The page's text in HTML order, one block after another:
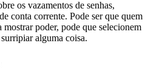
os vazamentos de senhas,
conta corrente. Pode ser que quem
mostrar poder, pode que selecionem
alguma coisa.